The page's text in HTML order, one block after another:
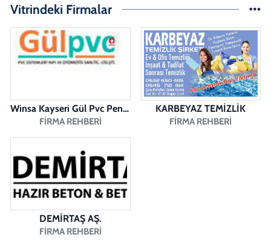
0 (258) 261 45 60 Yol Tarifi Al
Dişçioğlu Eczanesi
DUMLUPINAR CAD. NO:28 A
Vitrindeki Firmalar
Winsa Kayseri Gül Pvc Pencere Kayseri Winsa
FIRMA REHBERI
KARBEYAZ TEMİZLİK
FIRMA REHBERI
DEMİRTAŞ AŞ.
FIRMA REHBERI